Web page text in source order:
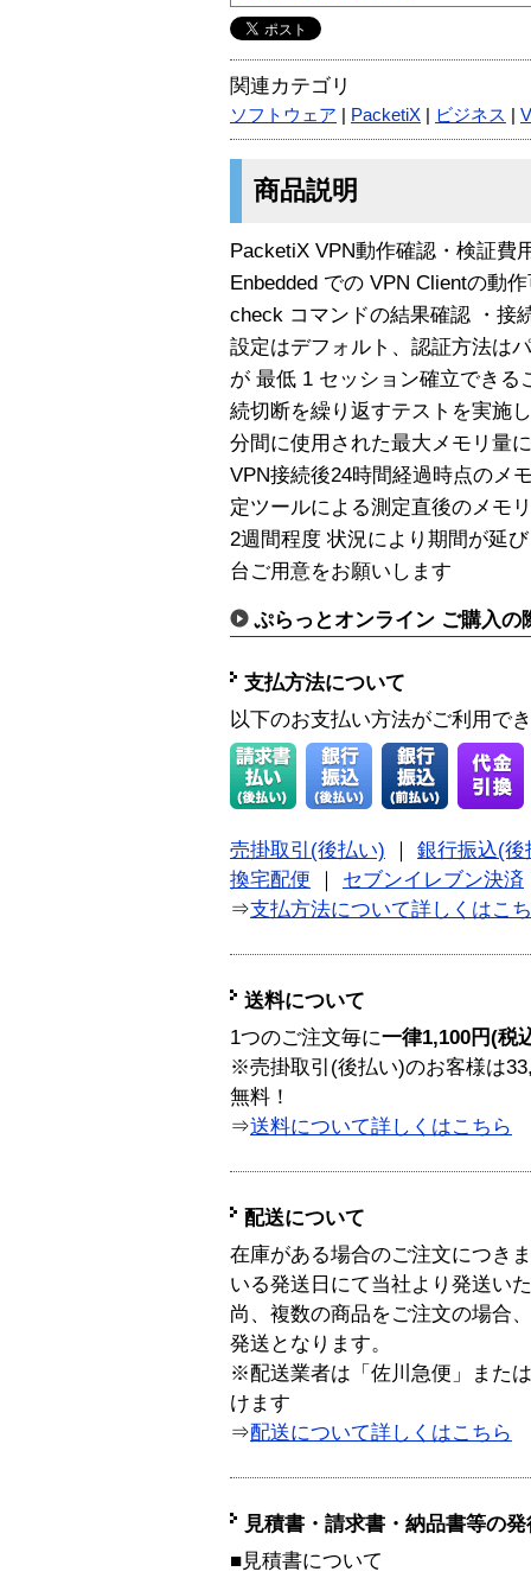
関連カテゴリ
ソフトウェア PacketiX ビジネス
商品説明
PacketiX VPN動作確認・検証
Enbedded での VPN Clientの動
check コマンドの結果確認 ・接
設定はデフォルト、認証方法は
が 最低 1 セッション確立できる
続切断を繰り返すテストを実施
分間に使用された最大メモリ量
VPN接続後24時間経過時点のメ
定ツールによる測定直後のメモ
2週間程度 状況により期間が延
台ご用意をお願いします
ぷらっとオンライン ご購入の
支払方法について
以下のお支払い方法がご利用で
売掛取引(後払い)
銀行振込(後
換宅配便
セブンイレブン決済
⇒支払方法について詳しくはこ
送料について
1つのご注文毎に一律1,100円(税
※売掛取引(後払い)のお客様は
無料！
⇒送料について詳しくはこちら
配送について
在庫がある場合のご注文につき
いる発送日にて当社より発送い
尚、複数の商品をご注文の場合
発送となります。
※配送業者は「佐川急便」また
けます
⇒配送について詳しくはこちら
見積書・請求書・納品書等の
■見積書について